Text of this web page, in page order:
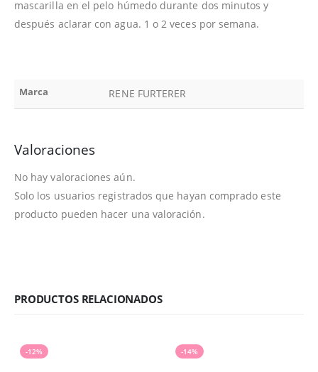
mascarilla en el pelo húmedo durante dos minutos y
después aclarar con agua. 1 o 2 veces por semana.
Marca RENE FURTERER
Valoraciones
No hay valoraciones aún.
Solo los usuarios registrados que hayan comprado este
producto pueden hacer una valoración.
PRODUCTOS RELACIONADOS
-12% -14%